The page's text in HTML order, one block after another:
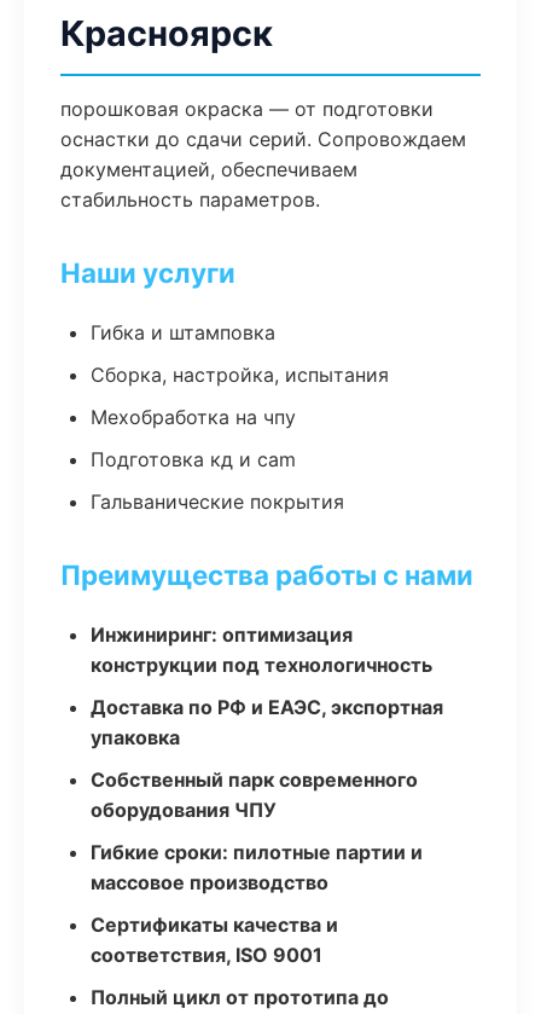
Красноярск
порошковая окраска — от подготовки
оснастки до сдачи серий. Сопровождаем
документацией, обеспечиваем
стабильность параметров.
Наши услуги
Гибка и штамповка
Сборка, настройка, испытания
Мехобработка на чпу
Подготовка кд и cam
Гальванические покрытия
Преимущества работы с нами
Инжиниринг: оптимизация
конструкции под технологичность
Доставка по РФ и ЕАЭС, экспортная
упаковка
Собственный парк современного
оборудования ЧПУ
Гибкие сроки: пилотные партии и
массовое производство
Сертификаты качества и
соответствия, ISO 9001
Полный цикл от прототипа до